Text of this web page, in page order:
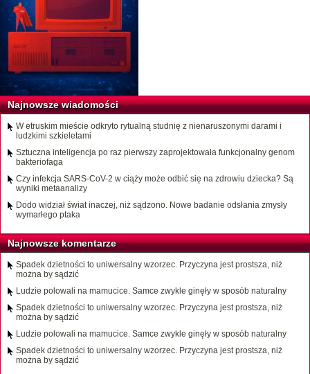
Najnowsze wiadomości
W etruskim mieście odkryto rytualną studnię z nienaruszonymi darami i
ludzkimi szkieletami
Sztuczna inteligencja po raz pierwszy zaprojektowała funkcjonalny genom
bakteriofaga
Czy infekcja SARS-CoV-2 w ciąży może odbić się na zdrowiu dziecka? Są
wyniki metaanalizy
Dodo widział świat inaczej, niż sądzono. Nowe badanie odsłania zmysły
wymarłego ptaka
Najnowsze komentarze
Spadek dzietności to uniwersalny wzorzec. Przyczyna jest prostsza, niż
można by sądzić
Ludzie polowali na mamucice. Samce zwykle ginęły w sposób naturalny
Spadek dzietności to uniwersalny wzorzec. Przyczyna jest prostsza, niż
można by sądzić
Ludzie polowali na mamucice. Samce zwykle ginęły w sposób naturalny
Spadek dzietności to uniwersalny wzorzec. Przyczyna jest prostsza, niż
można by sądzić